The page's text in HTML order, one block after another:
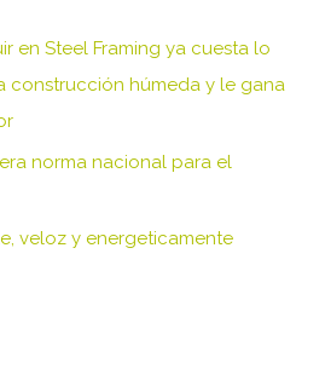
en Steel Framing ya cuesta lo
construcción húmeda y le gana
norma nacional para el
veloz y energeticamente